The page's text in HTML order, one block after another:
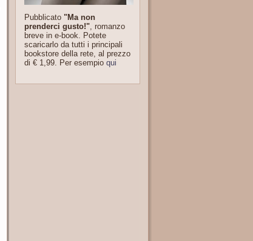
Pubblicato "Ma non
prenderci gusto!", romanzo
breve in e-book. Potete
scaricarlo da tutti i principali
bookstore della rete, al prezzo
di € 1,99. Per esempio qui